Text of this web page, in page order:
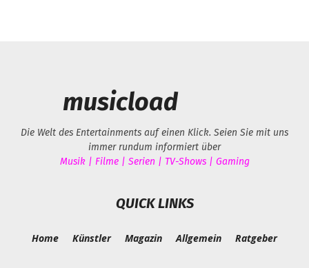
musicload
Die Welt des Entertainments auf einen Klick. Seien Sie mit uns
immer rundum informiert über
Musik | Filme | Serien | TV-Shows | Gaming
QUICK LINKS
Home Künstler Magazin Allgemein Ratgeber